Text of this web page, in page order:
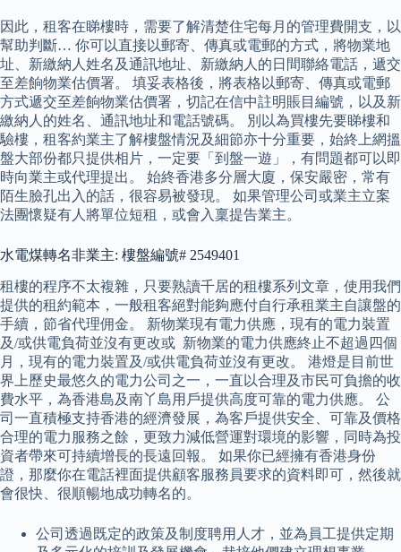
因此，租客在睇樓時，需要了解清楚住宅每月的管理費開支，以
幫助判斷… 你可以直接以郵寄、傳真或電郵的方式，將物業地
址、新繳納人姓名及通訊地址、新繳納人的日間聯絡電話，遞交
至差餉物業估價署。 填妥表格後，將表格以郵寄、傳真或電郵
方式遞交至差餉物業估價署，切記在信中註明賬目編號，以及新
繳納人的姓名、通訊地址和電話號碼。 別以為買樓先要睇樓和
驗樓，租客約業主了解樓盤情況及細節亦十分重要，始終上網搵
盤大部份都只提供相片，一定要「到盤一遊」，有問題都可以即
時向業主或代理提出。 始終香港多分層大廈，保安嚴密，常有
陌生臉孔出入的話，很容易被發現。 如果管理公司或業主立案
法團懷疑有人將單位短租，或會入稟提告業主。
水電煤轉名非業主: 樓盤編號# 2549401
租樓的程序不太複雜，只要熟讀千居的租樓系列文章，使用我們
提供的租約範本，一般租客絕對能夠應付自行承租業主自讓盤的
手續，節省代理佣金。 新物業現有電力供應，現有的電力裝置
及/或供電負荷並沒有更改或 ​ 新物業的電力供應終止不超過四個
月，現有的電力裝置及/或供電負荷並沒有更改。 港燈是目前世
界上歷史最悠久的電力公司之一，一直以合理及市民可負擔的收
費水平，為香港島及南丫島用戶提供高度可靠的電力供應。 公
司一直積極支持香港的經濟發展，為客戶提供安全、可靠及價格
合理的電力服務之餘，更致力減低營運對環境的影響，同時為投
資者帶來可持續增長的長遠回報。 如果你已經擁有香港身份
證，那麼你在電話裡面提供顧客服務員要求的資料即可，然後就
會很快、很順暢地成功轉名的。
公司透過既定的政策及制度聘用人才，並為員工提供定期